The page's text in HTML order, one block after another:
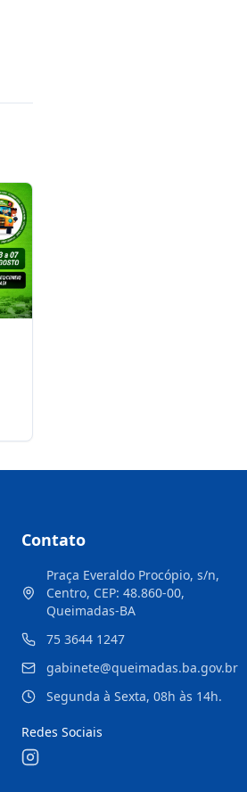
Contato
Praça Everaldo Procópio, s/n,
Centro, CEP: 48.860-00,
Queimadas-BA
75 3644 1247
gabinete@queimadas.ba.gov.br
Segunda à Sexta, 08h às 14h.
Redes Sociais